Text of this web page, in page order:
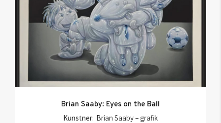
Brian Saaby: Eyes on the Ball
Kunstner: Brian Saaby – grafik